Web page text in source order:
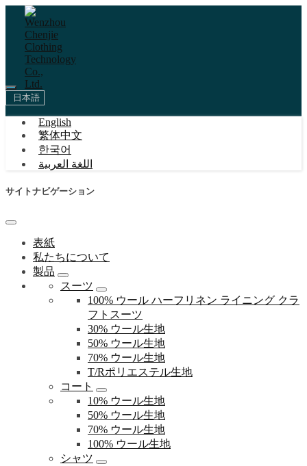
日本語
English
繁体中文
한국어
اللغة العربية
サイトナビゲーション
表紙
私たちについて
製品
スーツ
100% ウール ハーフリネン ライニング クラ
フトスーツ
30% ウール生地
50% ウール生地
70% ウール生地
T/Rポリエステル生地
コート
10% ウール生地
50% ウール生地
70% ウール生地
100% ウール生地
シャツ